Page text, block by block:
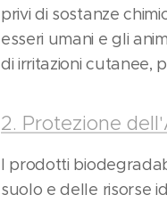
privi di sostanze
esseri umani e gli
di irritazioni cutanee,
2. Protezione
I prodotti
suolo e delle risorse